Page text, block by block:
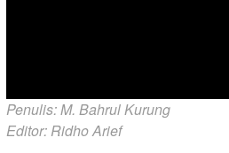
Penulis: M. Bahrul Kurung
Editor: Ridho Arief